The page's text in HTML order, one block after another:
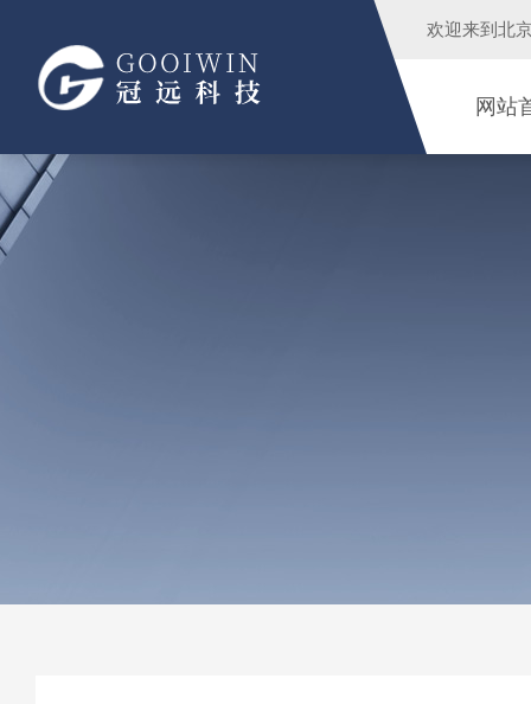
欢迎来到 北
网站